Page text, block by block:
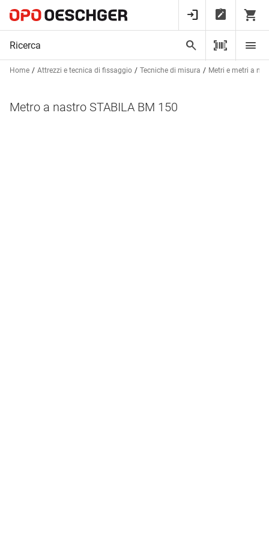
Home Attrezzi e tecnica di fissaggio Tecniche di misura Metri e metri a
Metro a nastro STABILA BM 150